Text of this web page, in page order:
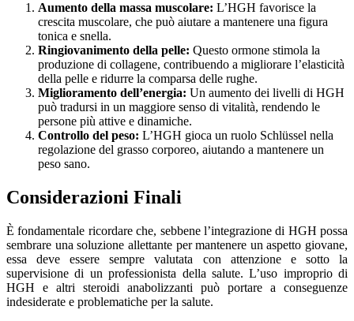
Aumento della massa muscolare: L’HGH favorisce la
crescita muscolare, che può aiutare a mantenere una figura
tonica e snella.
Ringiovanimento della pelle: Questo ormone stimola la
produzione di collagene, contribuendo a migliorare l’elasticità
della pelle e ridurre la comparsa delle rughe.
Miglioramento dell’energia: Un aumento dei livelli di HGH
può tradursi in un maggiore senso di vitalità, rendendo le
persone più attive e dinamiche.
Controllo del peso: L’HGH gioca un ruolo Schlüssel nella
regolazione del grasso corporeo, aiutando a mantenere un
peso sano.
Considerazioni Finali
È fondamentale ricordare che, sebbene l’integrazione di HGH possa
sembrare una soluzione allettante per mantenere un aspetto giovane,
essa deve essere sempre valutata con attenzione e sotto la
supervisione di un professionista della salute. L’uso improprio di
HGH e altri steroidi anabolizzanti può portare a conseguenze
indesiderate e problematiche per la salute.